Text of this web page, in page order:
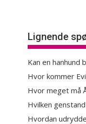
Lignende
Kan en hanhund
Hvor kommer
Hvor meget må
Hvilken
Hvordan